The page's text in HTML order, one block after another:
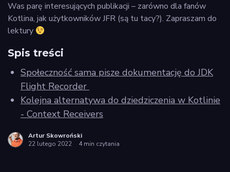
Odkryj
Vived
Privacy
policy
Was parę interesujących publikacji – zarówno dla fanów
Kotlina, jak użytkowników JFR (są tu tacy?). Zapraszam do
lektury
Spis treści
Społeczność sama pisze dokumentację do JDK
Flight Recorder
Kolejna alternatywa do dziedziczenia w Kotlinie
- Context Receivers
Artur Skowroński
22 lutego 2022
4 min czytania